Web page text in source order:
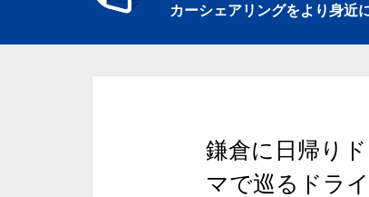
カーシェアリングをより身近
鎌倉に日帰り
マで巡るドラ